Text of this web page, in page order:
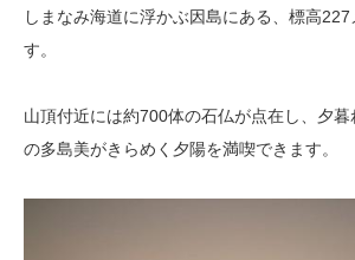
しまなみ海道に浮かぶ因島にある、標高
す。
山頂付近には約700体の石仏が点在し、夕
の多島美がきらめく夕陽を満喫できます。